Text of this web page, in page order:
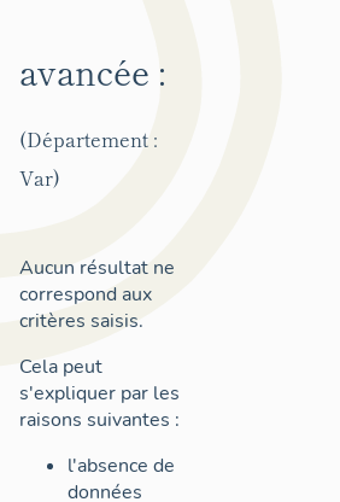
avancée :
(Département :
Var)
Aucun résultat ne
correspond aux
critères saisis.
Cela peut
s'expliquer par les
raisons suivantes :
l'absence de
données